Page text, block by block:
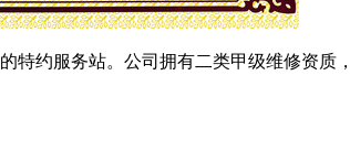
的特约服务站。公司 拥有二类甲级维修资质